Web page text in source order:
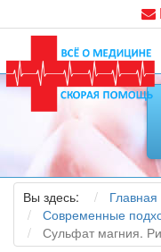
Вы здесь: Главная
Современные
Сульфат магния.
Как я заболел во
Это странная
предосторожности
но, тем не менее, вы
можете задаться...
5 причин обратить
Какдиетолог , я вижу,